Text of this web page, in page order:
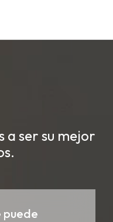
a ser su mejor
puede